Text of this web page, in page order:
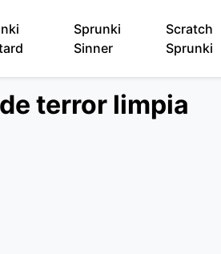
Sprunki
Sinner
Scratch
Sprunki
terror limpia